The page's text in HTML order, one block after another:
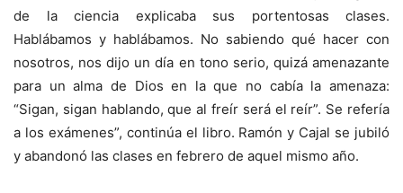
de la ciencia explicaba sus portentosas clases.
Hablábamos y hablábamos. No sabiendo qué hacer con
nosotros, nos dijo un día en tono serio, quizá amenazante
para un alma de Dios en la que no cabía la amenaza:
“Sigan, sigan hablando, que al freír será el reír”. Se refería
a los exámenes”, continúa el libro. Ramón y Cajal se jubiló
y abandonó las clases en febrero de aquel mismo año.